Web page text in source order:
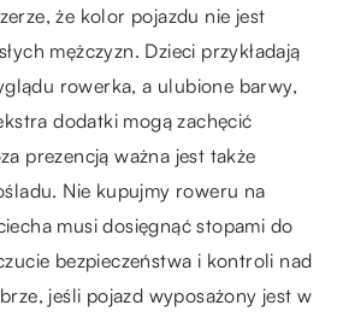
że kolor pojazdu nie jest
mężczyzn. Dzieci przykładają
rowerka, a ulubione barwy,
dodatki mogą zachęcić
prezencją ważna jest także
Nie kupujmy roweru na
musi dosięgnąć stopami do
bezpieczeństwa i kontroli nad
jeśli pojazd wyposażony jest w